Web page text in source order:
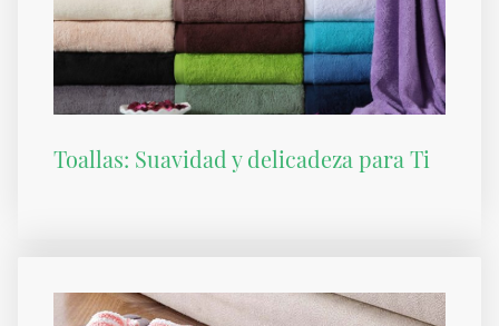
Toallas: Suavidad y delicadeza para Ti